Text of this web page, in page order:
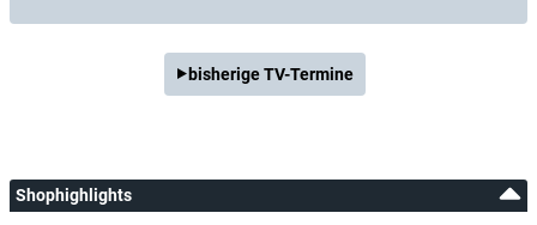
bisherige TV-Termine
Shophighlights